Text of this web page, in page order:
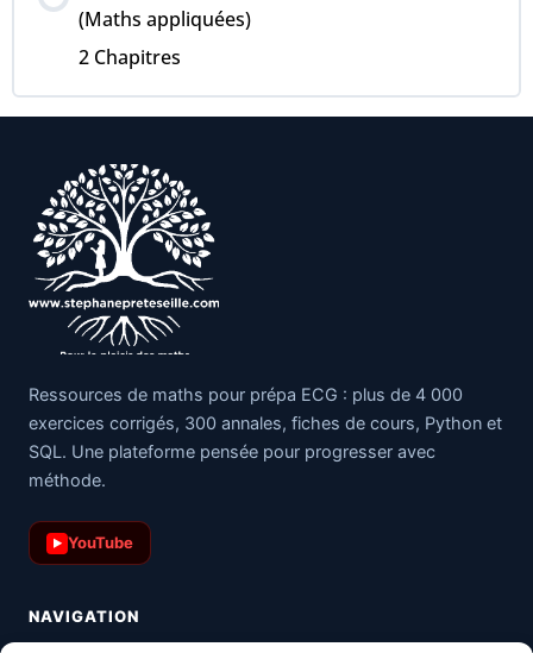
(Maths appliquées)
2 Chapitres
Ressources de maths pour prépa ECG : plus de 4 000
exercices corrigés, 300 annales, fiches de cours, Python et
SQL. Une plateforme pensée pour progresser avec
méthode.
▶ YouTube
NAVIGATION